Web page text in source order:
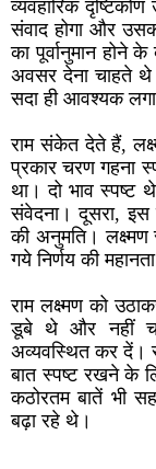
व्यवहारिक
संवाद होगा और
का पूर्वानुमान होने
अवसर देना चाहते थे
सदा ही आवश्यक
राम संकेत देते हैं,
प्रकार चरण गहना
था। दो भाव स्पष्ट
संवेदना। दूसरा, इस
की अनुमति। लक्ष्मण
गये निर्णय की
राम लक्ष्मण को
डूबे थे और नहीं
अव्यवस्थित कर दें।
बात स्पष्ट रखने के
कठोरतम बातें भी
बढ़ा रहे थे।